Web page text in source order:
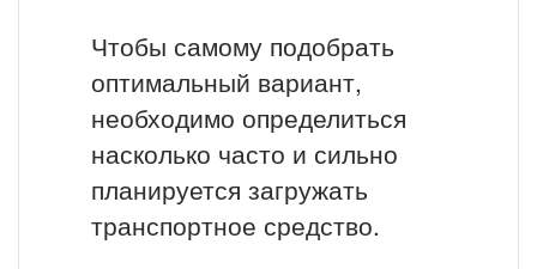
Чтобы самому подобрать
оптимальный вариант,
необходимо определиться
насколько часто и сильно
планируется загружать
транспортное средство.